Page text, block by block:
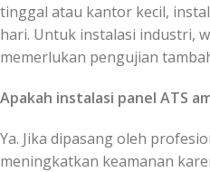
tinggal atau kantor kecil,
hari. Untuk instalasi industri,
memerlukan pengujian
Apakah instalasi panel ATS
Ya. Jika dipasang oleh
meningkatkan keamanan